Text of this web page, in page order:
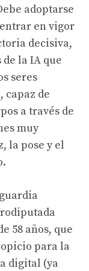
adoptarse
en vigor
decisiva,
la IA que
seres
capaz de
a través de
muy
la pose y el
58 años, que
para la
digital (ya